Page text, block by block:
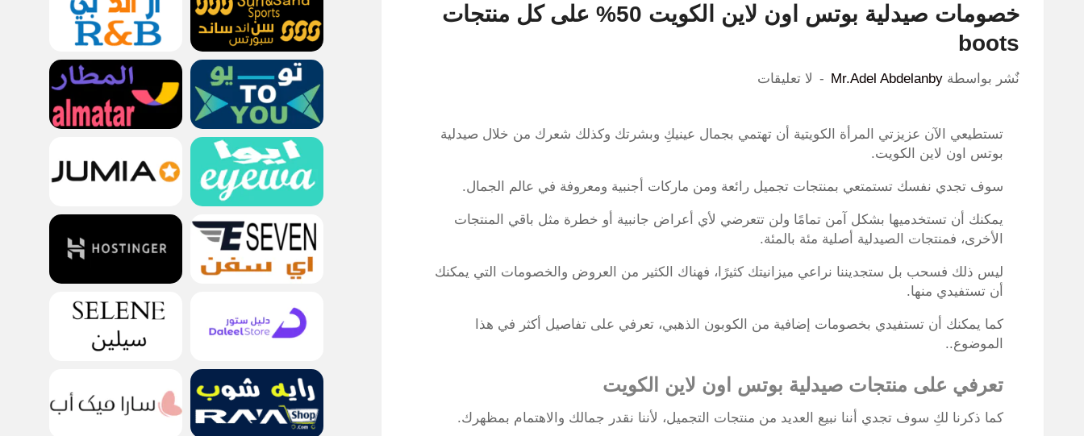
خصومات صيدلية بوتس اون لاين الكويت 50% على كل منتجات
boots
نٌشر بواسطة Mr.Adel Abdelanby لا تعليقات
تستطيعي الآن عزيزتي المرأة الكويتية أن تهتمي بجمال عينيكِ وبشرتك وكذلك شعرك من خلال صيدلية
بوتس اون لاين الكويت.
سوف تجدي نفسك تستمتعي بمنتجات تجميل رائعة ومن ماركات أجنبية ومعروفة في عالم الجمال.
يمكنك أن تستخدميها بشكل آمن تمامًا ولن تتعرضي لأي أعراض جانبية أو خطرة مثل باقي المنتجات
الأخرى، فمنتجات الصيدلية أصلية مئة بالمئة.
ليس ذلك فسحب بل ستجديننا نراعي ميزانيتك كثيرًا، فهناك الكثير من العروض والخصومات التي يمكنك
أن تستفيدي منها.
كما يمكنك أن تستفيدي بخصومات إضافية من الكوبون الذهبي، تعرفي على تفاصيل أكثر في هذا
الموضوع..
تعرفي على منتجات صيدلية بوتس اون لاين الكويت
كما ذكرنا لكِ سوف تجدي أننا نبيع العديد من منتجات التجميل، لأننا نقدر جمالك والاهتمام بمظهرك.